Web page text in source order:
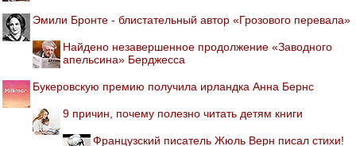
Эмили Бронте - блистательный автор «Грозового перевала»
Найдено незавершенное продолжение «Заводного
апельсина» Берджесса
Букеровскую премию получила ирландка Анна Бернс
9 причин, почему полезно читать детям книги
Французский писатель Жюль Верн писал стихи!